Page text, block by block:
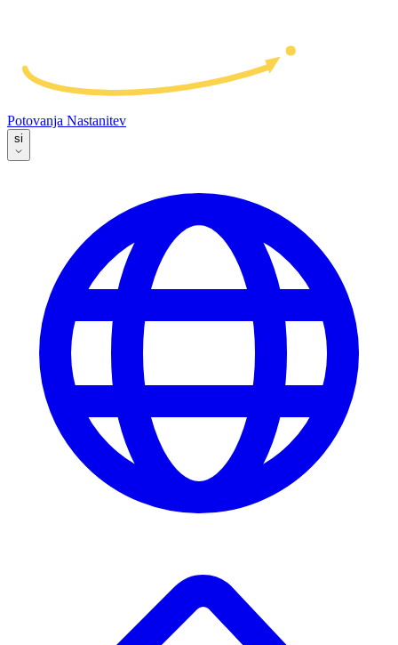
Potovanja Nastanitev
si